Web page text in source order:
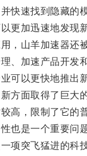
速找到隐藏的模
加迅速地发现新
山羊加速器还被
加速产品开发和
以更快地推出新
面取得了巨大的
，限制了它的普
是一个重要问题
突飞猛进的科技